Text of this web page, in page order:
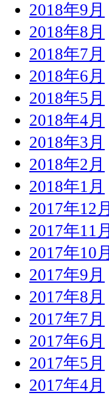
2018年9月
2018年8月
2018年7月
2018年6月
2018年5月
2018年4月
2018年3月
2018年2月
2018年1月
2017年12月
2017年11月
2017年10月
2017年9月
2017年8月
2017年7月
2017年6月
2017年5月
2017年4月